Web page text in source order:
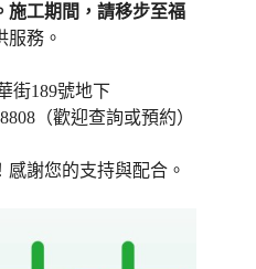
施工期間，請移步至福
服務。
街189號地下
（歡迎查詢或預約）
謝您的支持與配合。